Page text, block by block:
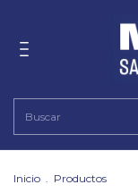
Inicio . Productos